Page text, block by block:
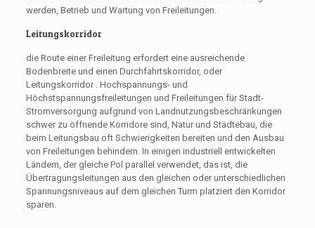
werden, Betrieb und Wartung von Freileitungen.
Leitungskorridor
die Routeeiner Freileitung erfordert eine ausreichende
Bodenbreite und einen Durchfahrtskorridor, oder
Leitungskorridor. Hochspannungs- und
Höchstspannungsfreileitungen und Freileitungen fürStadt-
Stromversorgung aufgrund von Landnutzungsbeschränkungen
schwer zu öffnende Korridore sind, Natur und Städtebau, die
beim Leitungsbau oft Schwierigkeiten bereiten und den Ausbau
von Freileitungen behindern. In einigen industriell entwickelten
Ländern, der gleiche Pol parallel verwendet, das ist, die
Übertragungsleitungen aus den gleichen oder unterschiedlichen
Spannungsniveaus auf dem gleichen Turm platziert den Korridor
sparen.